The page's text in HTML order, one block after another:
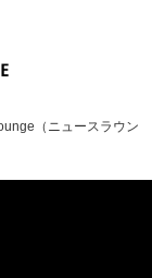
（ニュースラウン